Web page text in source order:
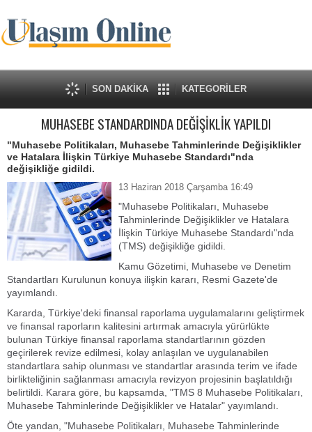
SON DAKİKA KATEGORİLER
MUHASEBE STANDARDINDA DEĞİŞİKLİK YAPILDI
"Muhasebe Politikaları, Muhasebe Tahminlerinde Değişiklikler
ve Hatalara İlişkin Türkiye Muhasebe Standardı"nda
değişikliğe gidildi.
13 Haziran 2018 Çarşamba 16:49
"Muhasebe Politikaları, Muhasebe
Tahminlerinde Değişiklikler ve Hatalara
İlişkin Türkiye Muhasebe Standardı"nda
(TMS) değişikliğe gidildi.
Kamu Gözetimi, Muhasebe ve Denetim
Standartları Kurulunun konuya ilişkin kararı, Resmi Gazete'de
yayımlandı.
Kararda, Türkiye'deki finansal raporlama uygulamalarını geliştirmek
ve finansal raporların kalitesini artırmak amacıyla yürürlükte
bulunan Türkiye finansal raporlama standartlarının gözden
geçirilerek revize edilmesi, kolay anlaşılan ve uygulanabilen
standartlara sahip olunması ve standartlar arasında terim ve ifade
birlikteliğinin sağlanması amacıyla revizyon projesinin başlatıldığı
belirtildi. Karara göre, bu kapsamda, "TMS 8 Muhasebe Politikaları,
Muhasebe Tahminlerinde Değişiklikler ve Hatalar" yayımlandı.
Öte yandan, "Muhasebe Politikaları, Muhasebe Tahminlerinde